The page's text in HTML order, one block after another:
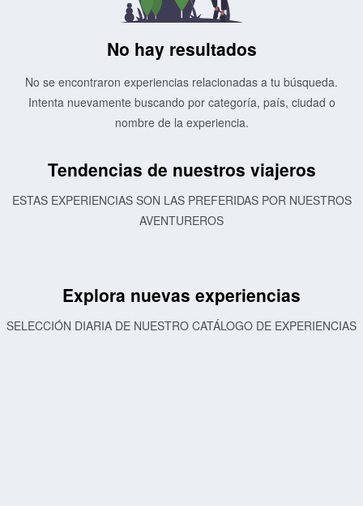
No hay resultados
No se encontraron experiencias relacionadas a tu búsqueda.
Intenta nuevamente buscando por categoría, país, ciudad o
nombre de la experiencia.
Tendencias de nuestros viajeros
ESTAS EXPERIENCIAS SON LAS PREFERIDAS POR NUESTROS
AVENTUREROS
Explora nuevas experiencias
SELECCIÓN DIARIA DE NUESTRO CATÁLOGO DE EXPERIENCIAS